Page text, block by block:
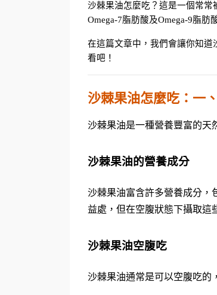
沙棘果油怎麼吃？這是一個常常
Omega-7脂肪酸及Omega-9脂
在這篇文章中，我們會讓你知
看吧！
沙棘果油怎麼吃：一
沙棘果油是一種營養豐富的天
沙棘果油的營養成分
沙棘果油富含許多營養成分，
益處，但在空腹狀態下攝取這
沙棘果油空腹吃
沙棘果油通常是可以空腹吃的